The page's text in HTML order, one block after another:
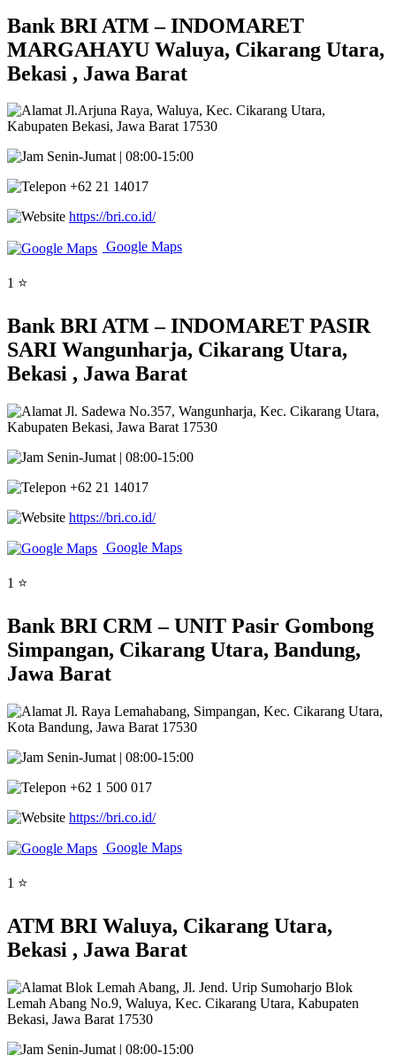
Bank BRI ATM – INDOMARET
MARGAHAYU Waluya, Cikarang Utara,
Bekasi , Jawa Barat
Jl.Arjuna Raya, Waluya, Kec. Cikarang Utara,
Kabupaten Bekasi, Jawa Barat 17530
Senin-Jumat | 08:00-15:00
+62 21 14017
https://bri.co.id/
Google Maps
1 ⭐
Bank BRI ATM – INDOMARET PASIR
SARI Wangunharja, Cikarang Utara,
Bekasi , Jawa Barat
Jl. Sadewa No.357, Wangunharja, Kec. Cikarang Utara,
Kabupaten Bekasi, Jawa Barat 17530
Senin-Jumat | 08:00-15:00
+62 21 14017
https://bri.co.id/
Google Maps
1 ⭐
Bank BRI CRM – UNIT Pasir Gombong
Simpangan, Cikarang Utara, Bandung,
Jawa Barat
Jl. Raya Lemahabang, Simpangan, Kec. Cikarang Utara,
Kota Bandung, Jawa Barat 17530
Senin-Jumat | 08:00-15:00
+62 1 500 017
https://bri.co.id/
Google Maps
1 ⭐
ATM BRI Waluya, Cikarang Utara,
Bekasi , Jawa Barat
Blok Lemah Abang, Jl. Jend. Urip Sumoharjo Blok
Lemah Abang No.9, Waluya, Kec. Cikarang Utara, Kabupaten
Bekasi, Jawa Barat 17530
Senin-Jumat | 08:00-15:00